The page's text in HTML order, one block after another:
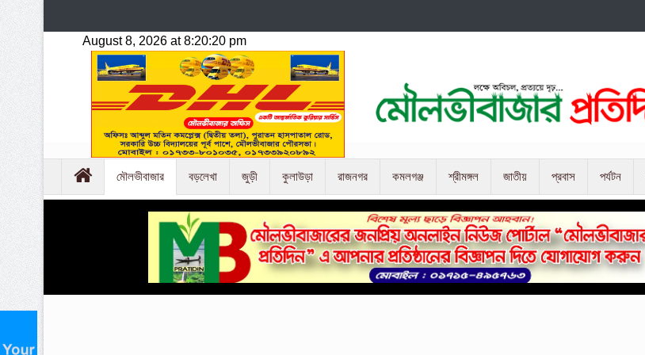
মৌলভীবাজার বড়লেখা জুড়ী কুলাউড়া রাজনগর কমলগঞ্জ শ্রীমঙ্গল জাতীয় প্রবাস পর্যটন